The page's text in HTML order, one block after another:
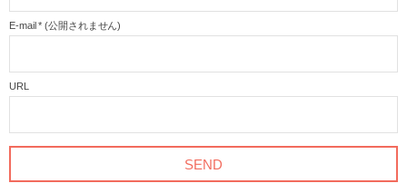
E-mail * (公開されません)
URL